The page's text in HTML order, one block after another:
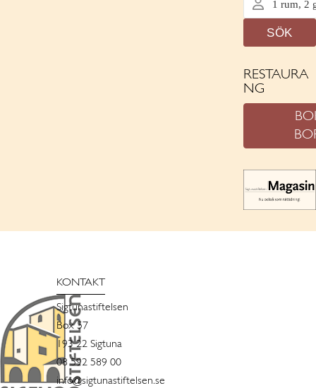
RESTAURA
NG
KONTAKT
Sigtunastiftelsen
Box 57
193 22 Sigtuna
08 592 589 00
info@sigtunastiftelsen.se